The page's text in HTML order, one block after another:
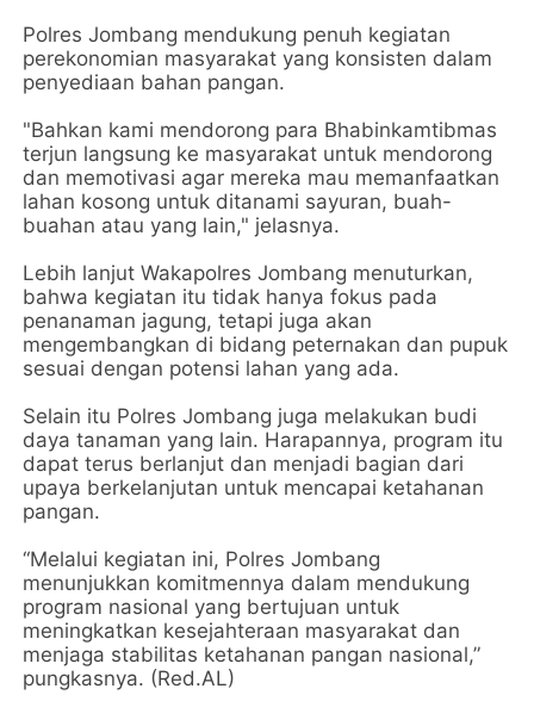
Polres Jombang mendukung penuh kegiatan
perekonomian masyarakat yang konsisten dalam
penyediaan bahan pangan.
"Bahkan kami mendorong para Bhabinkamtibmas
terjun langsung ke masyarakat untuk mendorong
dan memotivasi agar mereka mau memanfaatkan
lahan kosong untuk ditanami sayuran, buah-
buahan atau yang lain," jelasnya.
Lebih lanjut Wakapolres Jombang menuturkan,
bahwa kegiatan itu tidak hanya fokus pada
penanaman jagung, tetapi juga akan
mengembangkan di bidang peternakan dan pupuk
sesuai dengan potensi lahan yang ada.
Selain itu Polres Jombang juga melakukan budi
daya tanaman yang lain. Harapannya, program itu
dapat terus berlanjut dan menjadi bagian dari
upaya berkelanjutan untuk mencapai ketahanan
pangan.
“Melalui kegiatan ini, Polres Jombang
menunjukkan komitmennya dalam mendukung
program nasional yang bertujuan untuk
meningkatkan kesejahteraan masyarakat dan
menjaga stabilitas ketahanan pangan nasional,”
pungkasnya. (Red.AL)